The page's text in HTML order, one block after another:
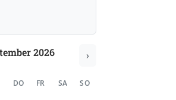
2026 ›
DO FR SA SO